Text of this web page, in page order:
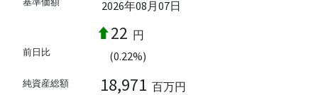
2026年08月07日
前日比
22 円
(0.22%)
純資産総額 18,971 百万円